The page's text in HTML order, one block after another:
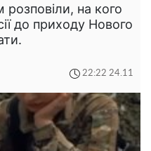
розповіли, на кого
до приходу Нового
22:22 24.11